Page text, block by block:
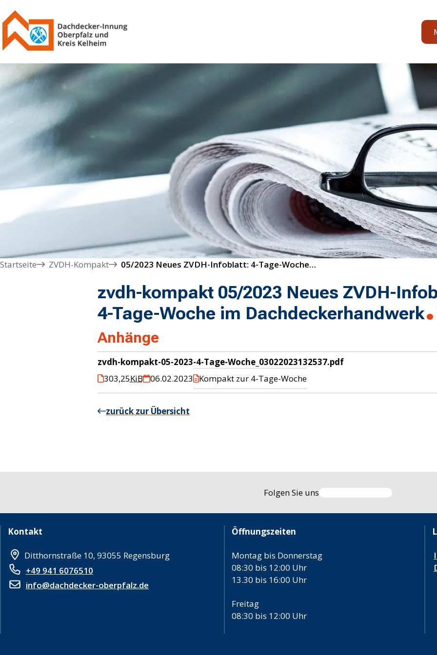
Startseite ZVDH-Kompakt 05/2023 Neues ZVDH-Infoblatt: 4-Tage-Woche im Dachdeckerhandwerk
zvdh-kompakt 05/2023 Neues ZVDH-
4-Tage-Woche im Dachdeckerhandwerk
Anhänge
zvdh-kompakt-05-2023-4-Tage-Woche_03022023132537.pdf
303,25KiB 06.02.2023 Kompakt zur 4-Tage-Woche
zurück zur Übersicht
Folgen Sie uns
Kontakt
Ditthornstraße 10, 93055 Regensburg
+49 941 6076510
info@dachdecker-oberpfalz.de
Öffnungszeiten
Montag bis Donnerstag
08:30 bis 12:00 Uhr
13.30 bis 16:00 Uhr
Freitag
08:30 bis 12:00 Uhr